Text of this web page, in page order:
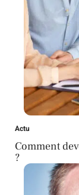
Actu
Comment
?